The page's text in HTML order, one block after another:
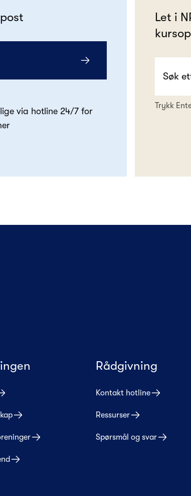
via hotline 24/7 for
Let i
Trykk
Rådgivning
Kontakt hotline
Ressurser
Spørsmål og svar